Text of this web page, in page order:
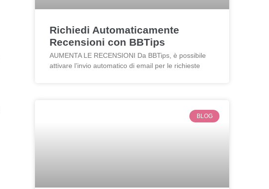
Richiedi Automaticamente
Recensioni con BBTips
AUMENTA LE RECENSIONI Da BBTips, è possibile
attivare l’invio automatico di email per le richieste
BLOG